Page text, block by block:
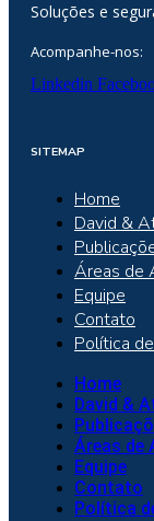
Soluções e
Acompanhe-nos:
Linkedin
SITEMAP
Home
David &
Áreas de
Equipe
Contato
Política
Home
David &
Áreas de
Equipe
Contato
Política